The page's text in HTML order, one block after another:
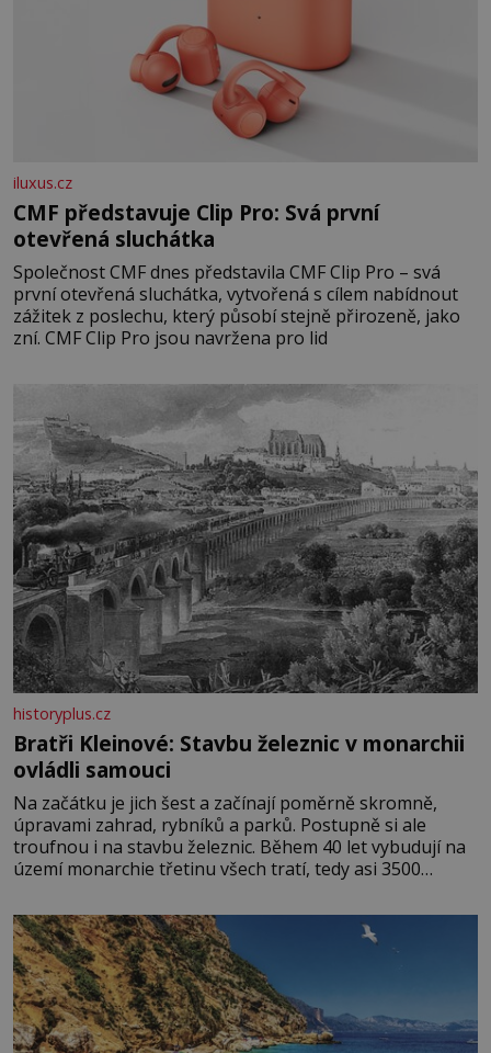
iluxus.cz
CMF představuje Clip Pro: Svá první
otevřená sluchátka
Společnost CMF dnes představila CMF Clip Pro – svá
první otevřená sluchátka, vytvořená s cílem nabídnout
zážitek z poslechu, který působí stejně přirozeně, jako
zní. CMF Clip Pro jsou navržena pro lid
historyplus.cz
Bratři Kleinové: Stavbu železnic v monarchii
ovládli samouci
Na začátku je jich šest a začínají poměrně skromně,
úpravami zahrad, rybníků a parků. Postupně si ale
troufnou i na stavbu železnic. Během 40 let vybudují na
území monarchie třetinu všech tratí, tedy asi 3500
ducha zdědí bratři Kleinové po otci Johannovi (1756–
1835), který má malý statek na Jesenicku